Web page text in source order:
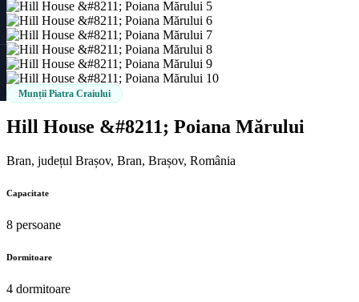
Munții Piatra Craiului
Hill House &#8211; Poiana Mărului
Bran, județul Brașov, Bran, Brașov, România
Capacitate
8 persoane
Dormitoare
4 dormitoare